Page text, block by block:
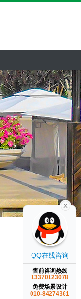
QQ在线咨询
售前咨询热线
13370123078
免费场景设计
010-84274361